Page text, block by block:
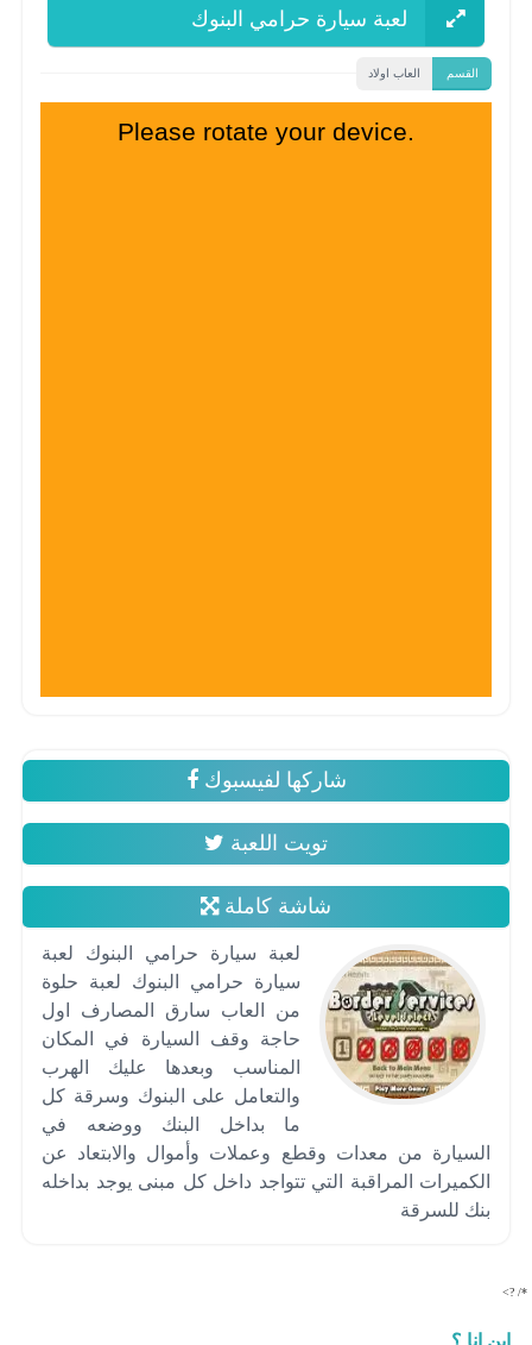
لعبة سيارة حرامي البنوك
القسم العاب اولاد
شاركها لفيسبوك
تويت اللعبة
شاشة كاملة
لعبة سيارة حرامي البنوك لعبة
سيارة حرامي البنوك لعبة حلوة
من العاب سارق المصارف اول
حاجة وقف السيارة في المكان
المناسب وبعدها عليك الهرب
والتعامل على البنوك وسرقة كل
ما بداخل البنك ووضعه في
السيارة من معدات وقطع وعملات وأموال والابتعاد عن
الكميرات المراقبة التي تتواجد داخل كل مبنى يوجد بداخله
بنك للسرقة
*/ ?>
اين انا ؟